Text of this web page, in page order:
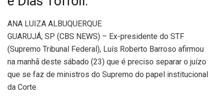
ANA LUIZA ALBUQUERQUE
GUARUJÁ, SP (CBS NEWS) – Ex-presidente do STF
(Supremo Tribunal Federal), Luís Roberto Barroso afirmou
na manhã deste sábado (23) que é preciso separar o juízo
que se faz de ministros do Supremo do papel institucional
da Corte.